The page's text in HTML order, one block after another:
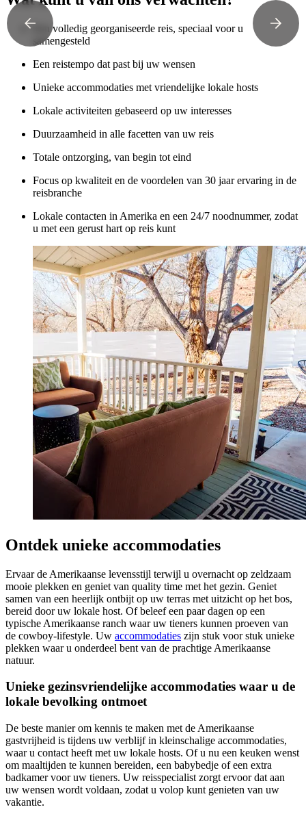
Een volledig georganiseerde reis, speciaal voor u
samengesteld
Een reistempo dat past bij uw wensen
Unieke accommodaties met vriendelijke lokale hosts
Lokale activiteiten gebaseerd op uw interesses
Duurzaamheid in alle facetten van uw reis
Totale ontzorging, van begin tot eind
Focus op kwaliteit en de voordelen van 30 jaar ervaring in de
reisbranche
Lokale contacten in Amerika en een 24/7 noodnummer, zodat
u met een gerust hart op reis kunt
Ontdek unieke accommodaties
Ervaar de Amerikaanse levensstijl terwijl u overnacht op zeldzaam
mooie plekken en geniet van quality time met het gezin. Geniet
samen van een heerlijk ontbijt op uw terras met uitzicht op het bos,
bereid door uw lokale host. Of beleef een paar dagen op een
typische Amerikaanse ranch waar uw tieners kunnen proeven van
de cowboy-lifestyle. Uw accommodaties zijn stuk voor stuk unieke
plekken waar u onderdeel bent van de prachtige Amerikaanse
natuur.
Unieke gezinsvriendelijke accommodaties waar u de
lokale bevolking ontmoet
De beste manier om kennis te maken met de Amerikaanse
gastvrijheid is tijdens uw verblijf in kleinschalige accommodaties,
waar u contact heeft met uw lokale hosts. Of u nu een keuken wenst
om maaltijden te kunnen bereiden, een babybedje of een extra
badkamer voor uw tieners. Uw reisspecialist zorgt ervoor dat aan
uw wensen wordt voldaan, zodat u volop kunt genieten van uw
vakantie.